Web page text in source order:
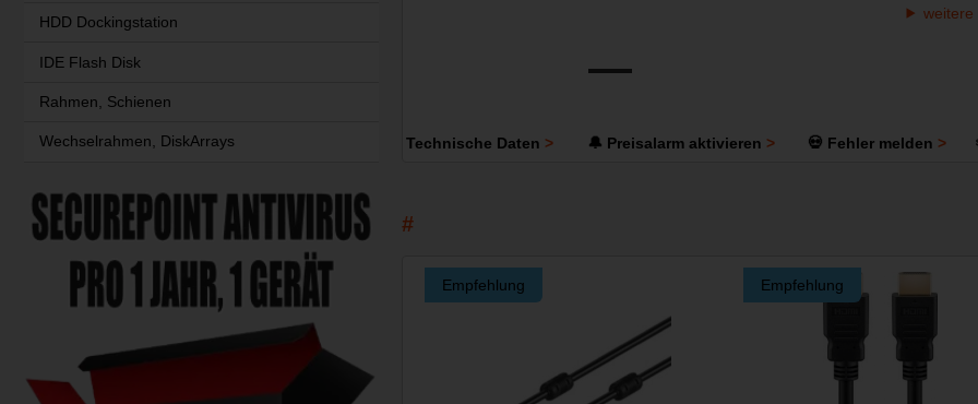
weitere
Technische Daten 🔔 Preisalarm aktivieren 💀 Fehler melden
Empfehlung Empfehlung
HDD Dockingstation
IDE Flash Disk
Rahmen, Schienen
Wechselrahmen, DiskArrays